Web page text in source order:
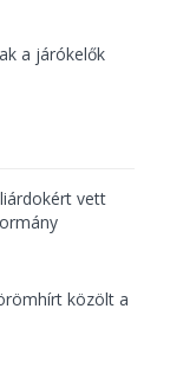
a járókelők
vett
közölt a